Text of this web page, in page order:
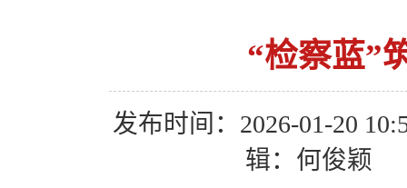
“检察蓝”
发布时间：2026-01-20
辑：何俊颖